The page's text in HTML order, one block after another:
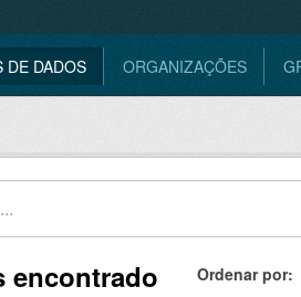
DE DADOS ORGANIZAÇÕES
Ordenar por
encontrado